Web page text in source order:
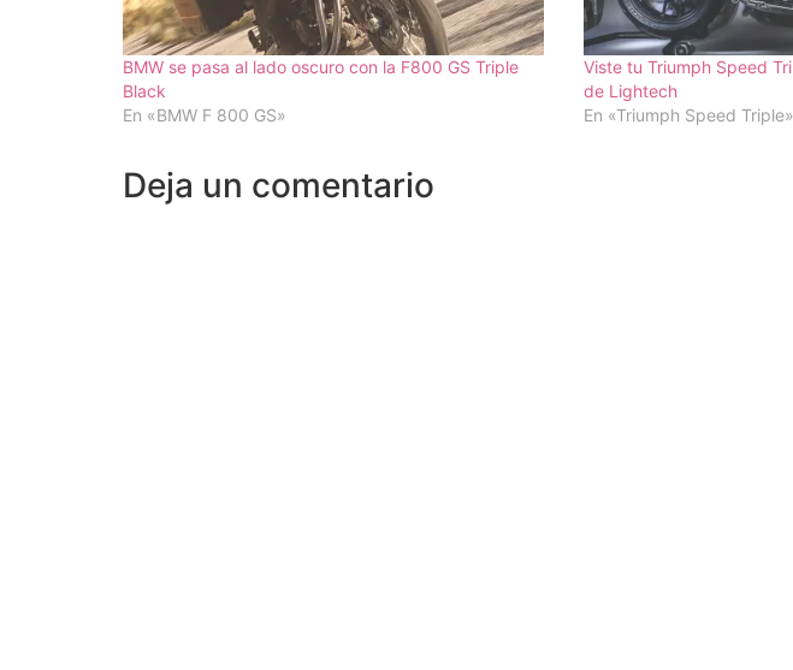
BMW se pasa al lado oscuro con la F800 GS Triple
Black
En «BMW F 800 GS»
Viste tu Triumph Speed
de Lightech
En «Triumph Speed Triple»
Deja un comentario